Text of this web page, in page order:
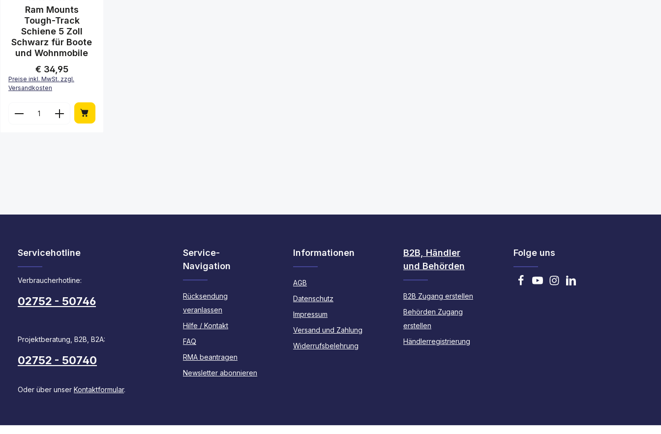
Durchschnittliche Bewertung von 0 von 5 Sternen
Ram Mounts
Tough-Track
Schiene 5 Zoll
Schwarz für Boote
und Wohnmobile
Regulärer Preis:
€ 34,95
Preise inkl. MwSt. zzgl.
Versandkosten
Produkt Anzahl: Gib den gewünschten Wert ein oder benutze die Schaltflächen um die Anzahl zu erhöhen oder zu
Servicehotline
Verbraucherhotline:
02752 - 50746
Projektberatung, B2B, B2A:
02752 - 50740
Oder über unser Kontaktformular.
Service-
Navigation
Rücksendung
veranlassen
Hilfe / Kontakt
FAQ
RMA beantragen
Newsletter abonnieren
Informationen
AGB
Datenschutz
Impressum
Versand und Zahlung
Widerrufsbelehrung
B2B, Händler
und Behörden
B2B Zugang erstellen
Behörden Zugang
erstellen
Händlerregistrierung
Folge uns